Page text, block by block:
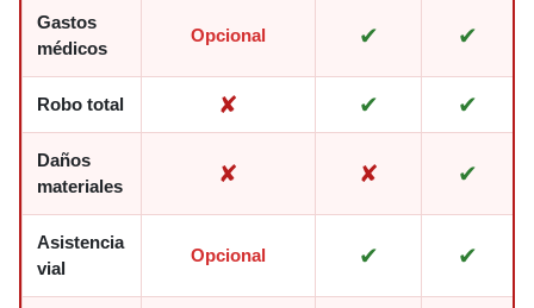
Gastos
médicos
Opcional ✔ ✔
Robo total ✘ ✔ ✔
Daños
materiales
✘ ✘ ✔
Asistencia
vial
Opcional ✔ ✔